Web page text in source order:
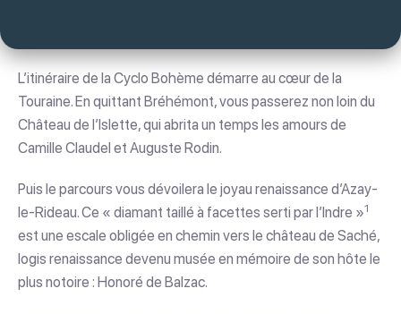
L’itinéraire de la Cyclo Bohème démarre au cœur de la
Touraine. En quittant Bréhémont, vous passerez non loin du
Château de l’Islette, qui abrita un temps les amours de
Camille Claudel et Auguste Rodin.
Puis le parcours vous dévoilera le joyau renaissance d’Azay-
le-Rideau. Ce « diamant taillé à facettes serti par l’Indre »1
est une escale obligée en chemin vers le château de Saché,
logis renaissance devenu musée en mémoire de son hôte le
plus notoire : Honoré de Balzac.